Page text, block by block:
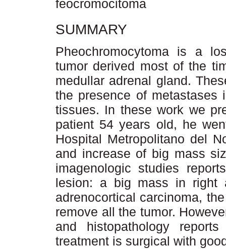
feocromocitoma
SUMMARY
Pheochromocytoma is a
tumor derived most of the
medullar adrenal gland.
the presence of metastases
tissues. In these work we
patient 54 years old, he
Hospital Metropolitano del
and increase of big mass
imagenologic studies
lesion: a big mass in right
adrenocortical carcinoma,
remove all the tumor.
and histopathology
treatment is surgical with